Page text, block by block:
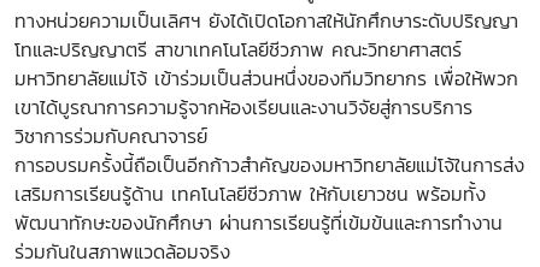
ทางหน่วยความเป็นเลิศฯ ยังได้เปิดโอกาสให้นักศึกษาระดับปริญญา
โทและปริญญาตรี สาขาเทคโนโลยีชีวภาพ คณะวิทยาศาสตร์
มหาวิทยาลัยแม่โจ้ เข้าร่วมเป็นส่วนหนึ่งของทีมวิทยากร เพื่อให้พวก
เขาได้บูรณาการความรู้จากห้องเรียนและงานวิจัยสู่การบริการ
วิชาการร่วมกับคณาจารย์
การอบรมครั้งนี้ถือเป็นอีกก้าวสำคัญของมหาวิทยาลัยแม่โจ้ในการส่ง
เสริมการเรียนรู้ด้าน เทคโนโลยีชีวภาพ ให้กับเยาวชน พร้อมทั้ง
พัฒนาทักษะของนักศึกษา ผ่านการเรียนรู้ที่เข้มข้นและการทำงาน
ร่วมกันในสภาพแวดล้อมจริง